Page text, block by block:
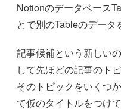
Notionのデータベース
とで別のTableのデータ
記事候補という新しい
して先ほどの記事のト
そのトピックをいくつ
て仮のタイトルをつけ